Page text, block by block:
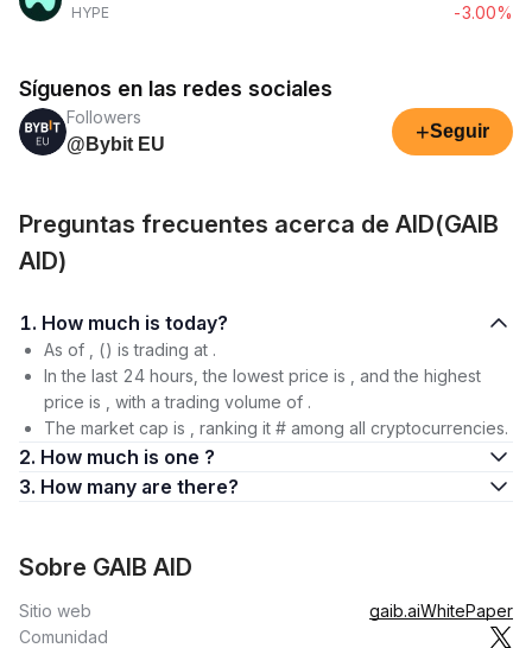
HYPE
-3.00%
Síguenos en las redes sociales
Followers
@Bybit EU
+Seguir
Preguntas frecuentes acerca de AID(GAIB
AID)
1. How much is today?
As of , () is trading at .
In the last 24 hours, the lowest price is , and the highest
price is , with a trading volume of .
The market cap is , ranking it # among all cryptocurrencies.
2. How much is one ?
3. How many are there?
Sobre GAIB AID
Sitio web gaib.aiWhitePaper
Comunidad